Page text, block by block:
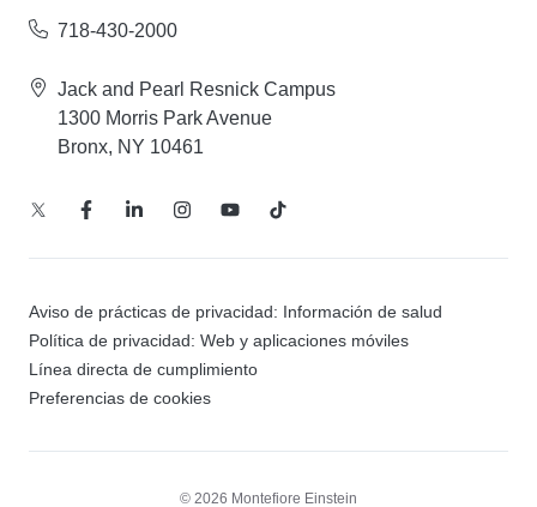
718-430-2000
Jack and Pearl Resnick Campus
1300 Morris Park Avenue
Bronx, NY 10461
Aviso de prácticas de privacidad: Información de salud
Política de privacidad: Web y aplicaciones móviles
Línea directa de cumplimiento
Preferencias de cookies
© 2026 Montefiore Einstein